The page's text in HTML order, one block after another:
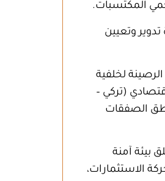
المكتسبات.
وتعيين
لخلفية
(تركي –
الصفقات
بيئة آمنة
الاستثمارات،